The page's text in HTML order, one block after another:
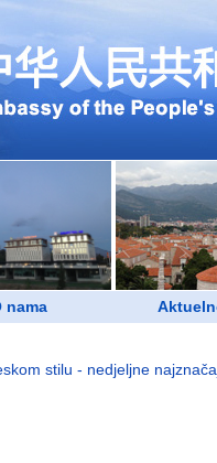
nama
stilu - nedjeljne